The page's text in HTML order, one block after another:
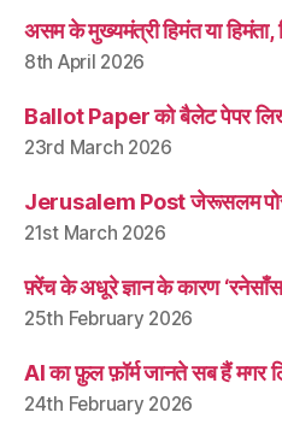
असम के मुख्यमंत्री हिमंत या हिमंता,
8th April 2026
Ballot Paper को बैलेट पेपर
23rd March 2026
Jerusalem Post जेरूसलम
21st March 2026
फ़्रेंच के अधूरे ज्ञान के कारण
25th February 2026
AI का फ़ुल फ़ॉर्म जानते सब हैं मगर
24th February 2026